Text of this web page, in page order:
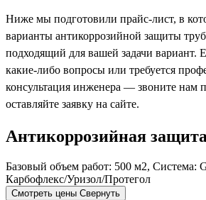
Ниже мы подготовили прайс-лист, в
варианты антикоррозийной защиты
подходящий для вашей задачи вариант.
какие-либо вопросы или требуется
консультация инженера — звоните нам
оставляйте заявку на сайте.
Антикоррозийная
Базовый объем работ: 500 м2, Система:
Карбофлекс/Уризол/Протегол
Смотреть цены Свернуть